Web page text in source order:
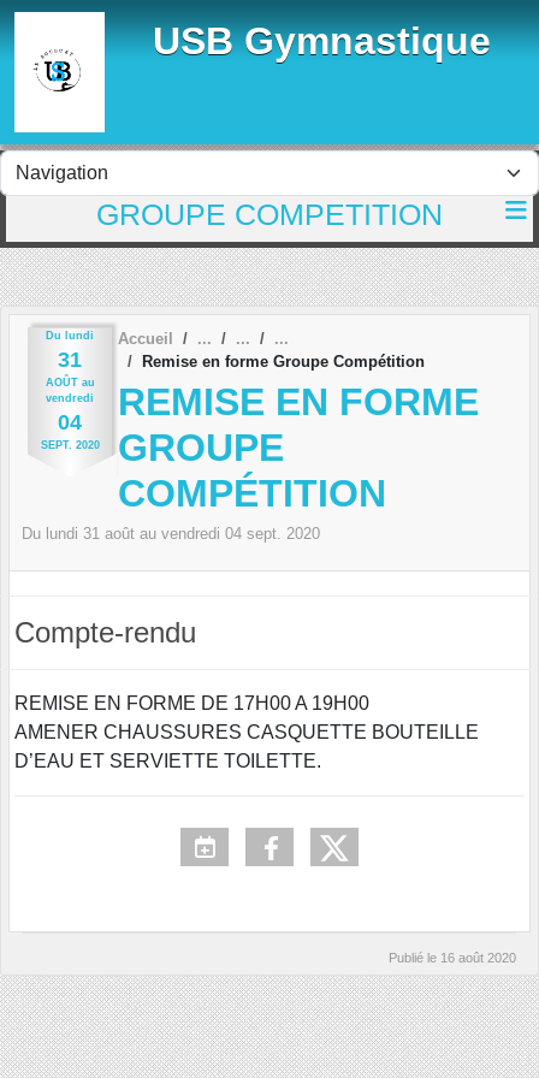
USB Gymnastique
GROUPE COMPETITION
Du lundi
31
AOÛTau
vendredi
04
SEPT. 2020
Accueil
Remise en forme Groupe Compétition
REMISE EN FORME
GROUPE
COMPÉTITION
Du lundi 31 août au vendredi 04 sept. 2020
Compte-rendu
REMISE EN FORME DE 17H00 A 19H00
AMENER CHAUSSURES CASQUETTE BOUTEILLE
D’EAU ET SERVIETTE TOILETTE.
Publié le 16 août 2020
Panneau de gestion des cookies